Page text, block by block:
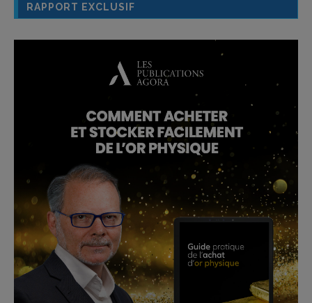
RAPPORT EXCLUSIF